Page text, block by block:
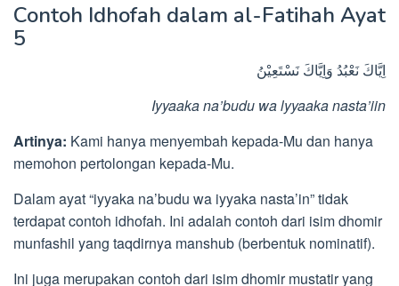
Contoh Idhofah dalam al-Fatihah Ayat
5
اِيَّاكَ نَعْبُدُ وَاِيَّاكَ نَسْتَعِيْنُ
Iyyaaka na’budu wa lyyaaka nasta’iin
Artinya: Kami hanya menyembah kepada-Mu dan hanya
memohon pertolongan kepada-Mu.
Dalam ayat “iyyaka na’budu wa iyyaka nasta’in” tidak
terdapat contoh idhofah. Ini adalah contoh dari isim dhomir
munfashil yang taqdirnya manshub (berbentuk nominatif).
Ini juga merupakan contoh dari isim dhomir mustatir yang